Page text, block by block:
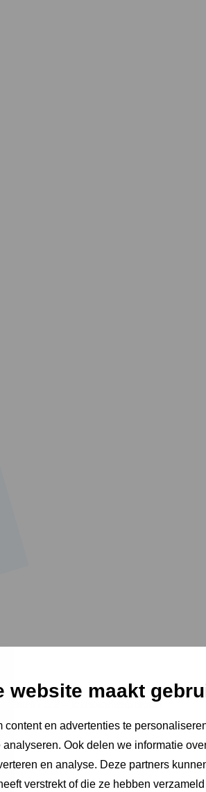
website maakt
content en advertenties te
Ook delen we informatie
en analyse. Deze partners
verstrekt of die ze hebben
IZP – Inzetbaarheidsprofiel
en belemmeringen van